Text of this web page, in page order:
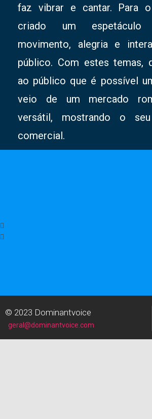
faz vibrar e cantar. Para
criado um
movimento, alegria e
público. Com estes temas,
ao público que é possível
veio de um mercado
versátil, mostrando o
comercial.
© 2023 Dominantvoice
geral@dominantvoice.com